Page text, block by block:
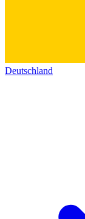
Deutschland